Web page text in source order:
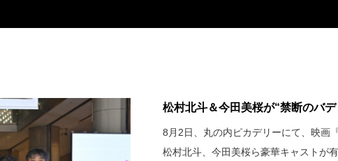
松村北斗＆今田美桜が“禁断のバ
8月2日、丸の内ピカデリーにて、映画
松村北斗、今田美桜ら豪華キャストが